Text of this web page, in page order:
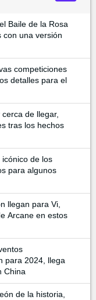
Baile de la Rosa
con una versión
competiciones
detalles para el
de llegar,
tras los hechos
de los
para algunos
llegan para Vi,
Arcane en estos
para 2024, llega
China
de la historia,